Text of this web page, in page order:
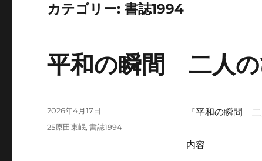
カテゴリー:書誌1994
平和の瞬間 二人の
『平和の瞬間
内容
投
2026年4月17日
カ
25原田東岷,書誌1994